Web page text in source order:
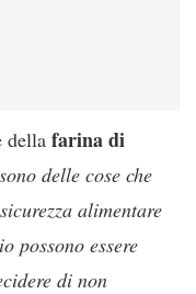
della farina di
delle cose che
alimentare
possono essere
di non